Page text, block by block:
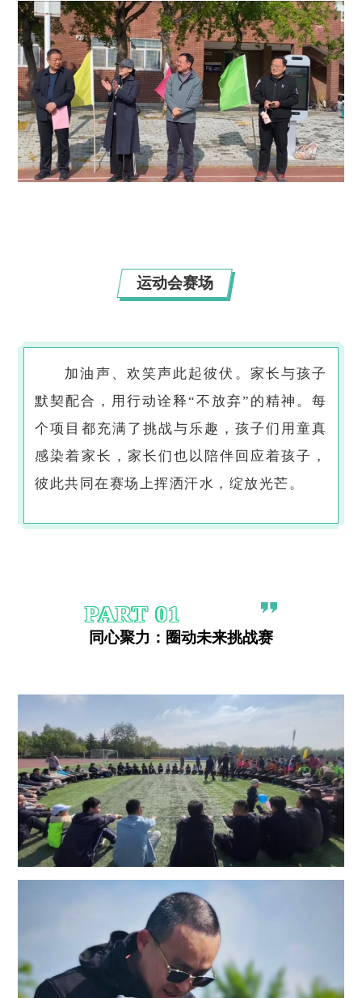
运动会赛场
加油声、欢笑声此起彼伏。家长与孩子
默契配合，用行动诠释“不放弃”的精神。每
个项目都充满了挑战与乐趣，孩子们用童真
感染着家长，家长们也以陪伴回应着孩子，
彼此共同在赛场上挥洒汗水，绽放光芒。
PART01
同心聚力：圈动未来挑战赛